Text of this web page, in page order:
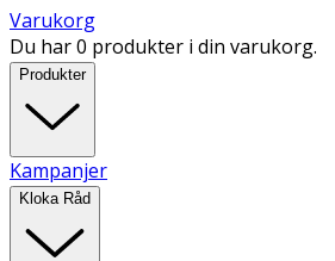
Varukorg
Du har 0 produkter i din varukorg.
Produkter
Kampanjer
Kloka Råd